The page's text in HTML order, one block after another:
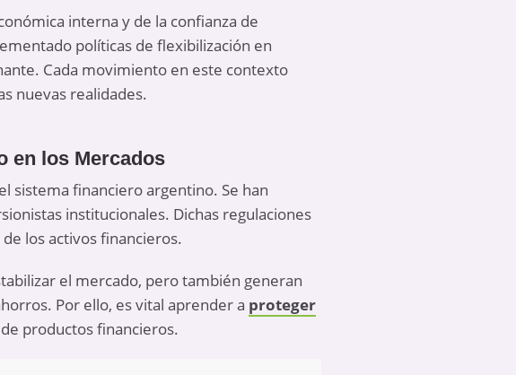
interna y de la confianza de
políticas de flexibilización en
Cada movimiento en este contexto
nuevas realidades.
en los Mercados
sistema financiero argentino. Se han
institucionales. Dichas regulaciones
los activos financieros.
el mercado, pero también generan
Por ello, es vital aprender a proteger
productos financieros.